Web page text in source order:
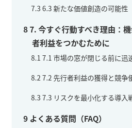
7.3 6.3 新たな価値創造の可能性
87. 今すぐ行動すべき理由：
者利益をつかむために
8.1 7.1 市場の窓が閉じる前に迅
8.2 7.2 先行者利益の獲得と競争
8.3 7.3 リスクを最小化する導入
9 よくある質問（FAQ）